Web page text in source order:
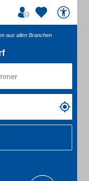
aus allen Branchen